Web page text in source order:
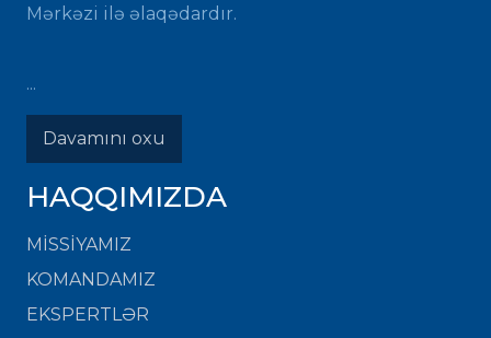
Mərkəzi ilə əlaqədardır.
...
Davamını oxu
HAQQIMIZDA
MISSIYAMIZ
KOMANDAMIZ
EKSPERTLƏR